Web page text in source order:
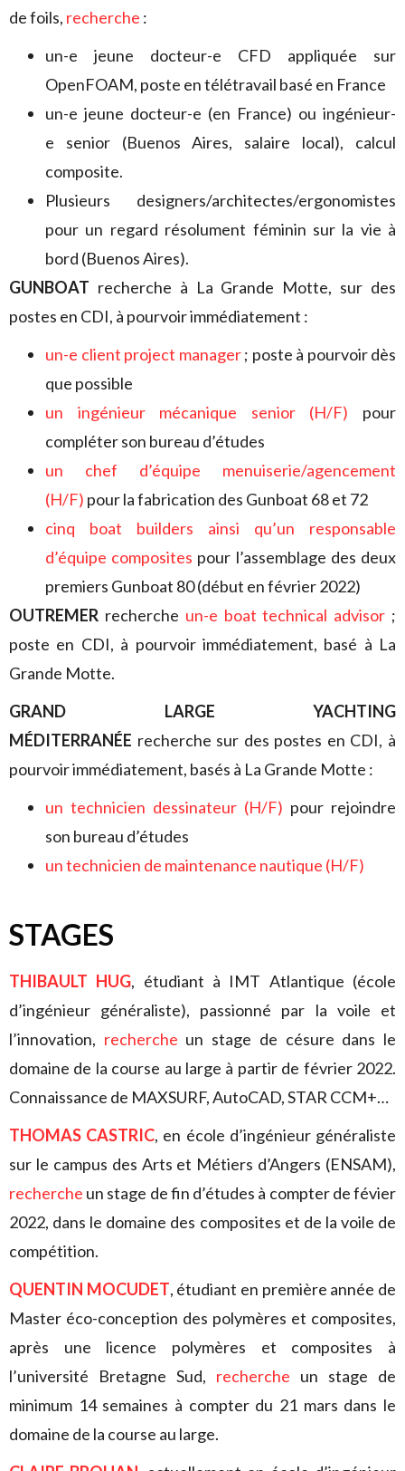
de foils, recherche :
un-e jeune docteur-e CFD appliquée sur
OpenFOAM, poste en télétravail basé en France
un-e jeune docteur-e (en France) ou ingénieur-
e senior (Buenos Aires, salaire local), calcul
composite.
Plusieurs designers/architectes/ergonomistes
pour un regard résolument féminin sur la vie à
bord (Buenos Aires).
GUNBOAT recherche à La Grande Motte, sur des
postes en CDI, à pourvoir immédiatement :
un-e client project manager; poste à pourvoir dès
que possible
un ingénieur mécanique senior (H/F) pour
compléter son bureau d’études
un chef d’équipe menuiserie/agencement
(H/F) pour la fabrication des Gunboat 68 et 72
cinq boat builders ainsi qu’un responsable
d’équipe composites pour l’assemblage des deux
premiers Gunboat 80 (début en février 2022)
OUTREMER recherche un-e boat technical advisor ;
poste en CDI, à pourvoir immédiatement, basé à La
Grande Motte.
GRAND LARGE YACHTING
MÉDITERRANÉE recherche sur des postes en CDI, à
pourvoir immédiatement, basés à La Grande Motte :
un technicien dessinateur (H/F) pour rejoindre
son bureau d’études
un technicien de maintenance nautique (H/F)
STAGES
THIBAULT HUG, étudiant à IMT Atlantique (école
d’ingénieur généraliste), passionné par la voile et
l’innovation, recherche un stage de césure dans le
domaine de la course au large à partir de février 2022.
Connaissance de MAXSURF, AutoCAD, STAR CCM+…
THOMAS CASTRIC, en école d’ingénieur généraliste
sur le campus des Arts et Métiers d’Angers (ENSAM),
recherche un stage de fin d’études à compter de févier
2022, dans le domaine des composites et de la voile de
compétition.
QUENTIN MOCUDET, étudiant en première année de
Master éco-conception des polymères et composites,
après une licence polymères et composites à
l’université Bretagne Sud, recherche un stage de
minimum 14 semaines à compter du 21 mars dans le
domaine de la course au large.